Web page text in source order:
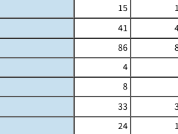
15
41
86
4
8
33
24